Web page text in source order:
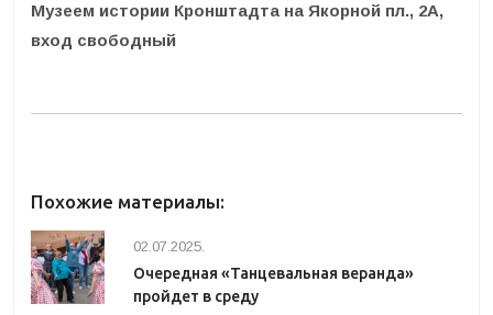
Музеем истории Кронштадта на Якорной пл., 2А,
вход свободный
Похожие материалы:
02.07.2025.
Очередная «Танцевальная веранда»
пройдет в среду